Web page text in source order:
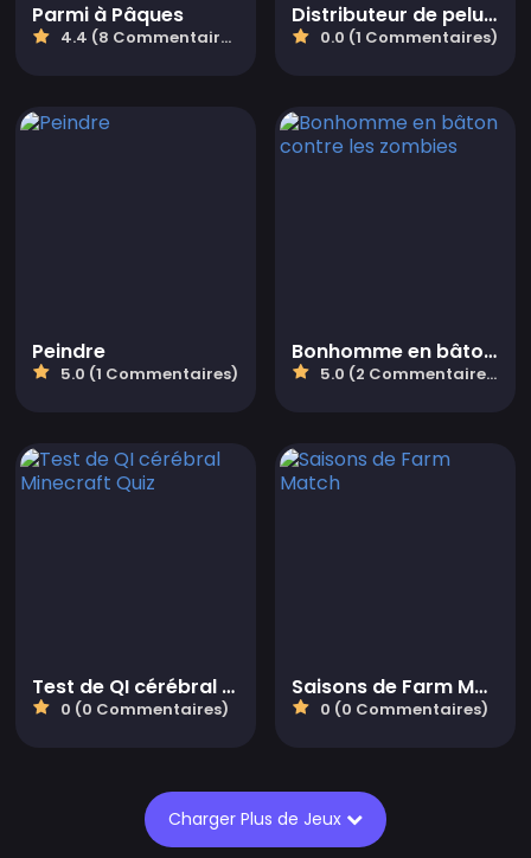
Parmi à Pâques
4.4 (8 Commentaires)
Distributeur de peluches oeufs
0.0 (1 Commentaires)
Peindre
5.0 (1 Commentaires)
Bonhomme en bâton contre les zombies
5.0 (2 Commentaires)
Test de QI cérébral Minecraft Quiz
0 (0 Commentaires)
Saisons de Farm Match
0 (0 Commentaires)
Charger Plus de Jeux